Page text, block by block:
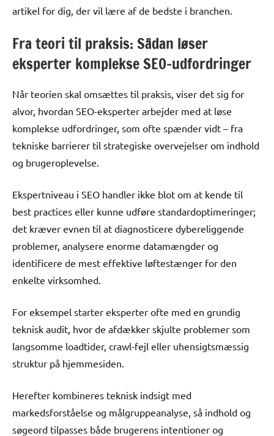
artikel for dig, der vil lære af de bedste i branchen.
Fra teori til praksis: Sådan løser
eksperter komplekse SEO-udfordringer
Når teorien skal omsættes til praksis, viser det sig for
alvor, hvordan SEO-eksperter arbejder med at løse
komplekse udfordringer, som ofte spænder vidt – fra
tekniske barrierer til strategiske overvejelser om indhold
og brugeroplevelse.
Ekspertniveau i SEO handler ikke blot om at kende til
best practices eller kunne udføre standardoptimeringer;
det kræver evnen til at diagnosticere dybereliggende
problemer, analysere enorme datamængder og
identificere de mest effektive løftestænger for den
enkelte virksomhed.
For eksempel starter eksperter ofte med en grundig
teknisk audit, hvor de afdækker skjulte problemer som
langsomme loadtider, crawl-fejl eller uhensigtsmæssig
struktur på hjemmesiden.
Herefter kombineres teknisk indsigt med
markedsforståelse og målgruppeanalyse, så indhold og
søgeord tilpasses både brugerens intentioner og